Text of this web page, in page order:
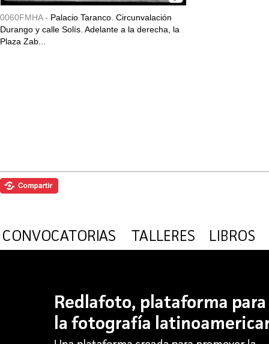
0060FMHA - Palacio Taranco. Circunvalación
Durango y calle Solís. Adelante a la derecha, la
Plaza Zab...